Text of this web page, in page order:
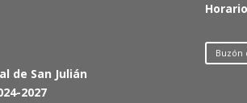
de San Julián
2027
Buzón